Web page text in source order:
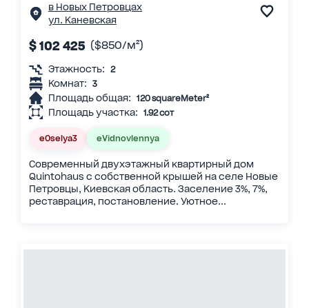
в Новых Петровцах
ул. Каневская
$ 102 425 ($850/м²)
Этажность: 2
Комнат: 3
Площадь общая: 120 squareMeter²
Площадь участка: 1.92 сот
eOselya3 eVidnovlennya
Современный двухэтажный квартирный дом
Quintohaus с собственной крышей на селе Новые
Петровцы, Киевская область. Заселение 3%, 7%,
реставрация, постановление. Уютное...